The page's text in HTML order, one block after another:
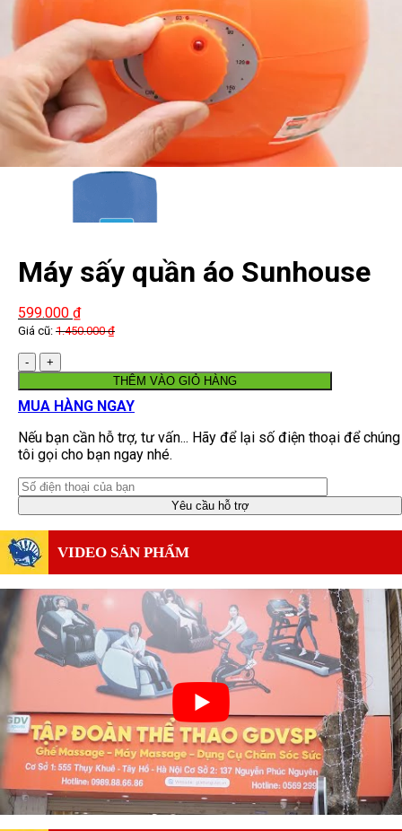
Máy sấy quần áo Sunhouse
SHD2616
599.000 ₫
Giá cũ: 1.450.000₫
Số
lượng
THÊM VÀO GIỎ HÀNG
MUA HÀNG NGAY
Nếu bạn cần hỗ trợ, tư vấn... Hãy để lại số điện thoại để chúng
tôi gọi cho bạn ngay nhé.
VIDEO SẢN PHẨM